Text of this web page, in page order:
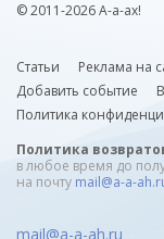
© 2011-2026 А-а-ах!
Статьи Реклама на
Добавить событие
Политика
Политика
в любое время до
на почту mail@a-a-
mail@a-a-ah.ru